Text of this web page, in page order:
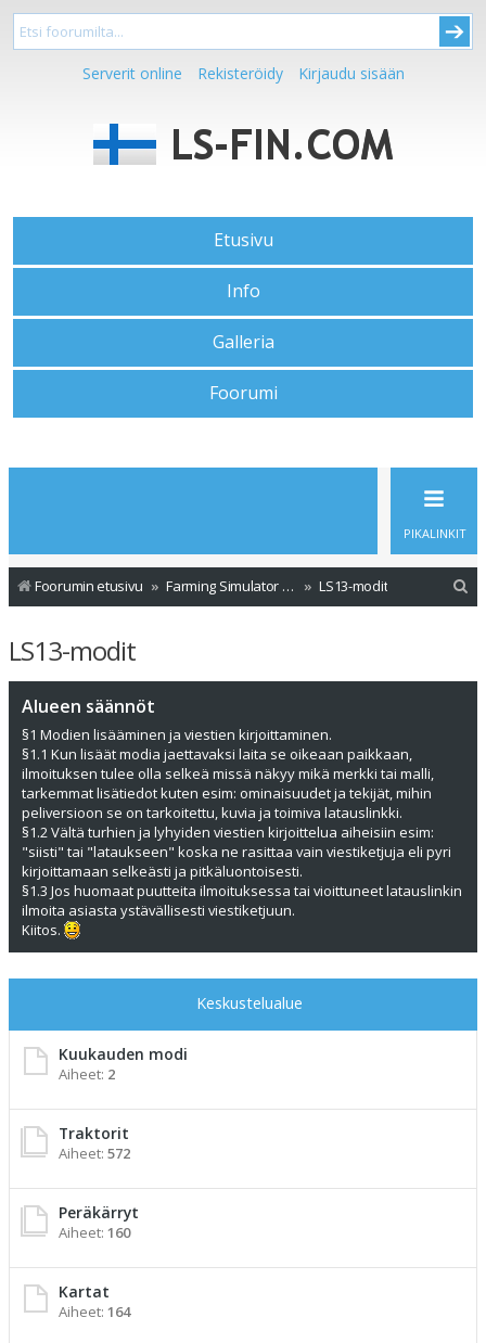
Serverit online Rekisteröidy Kirjaudu sisään
Etusivu
Info
Galleria
Foorumi
PIKALINKIT
Foorumin etusivu Farming Simulator - Modit LS13-modit
LS13-modit
Alueen säännöt
§1 Modien lisääminen ja viestien kirjoittaminen.
§1.1 Kun lisäät modia jaettavaksi laita se oikeaan paikkaan,
ilmoituksen tulee olla selkeä missä näkyy mikä merkki tai malli,
tarkemmat lisätiedot kuten esim: ominaisuudet ja tekijät, mihin
peliversioon se on tarkoitettu, kuvia ja toimiva latauslinkki.
§1.2 Vältä turhien ja lyhyiden viestien kirjoittelua aiheisiin esim:
"siisti" tai "lataukseen" koska ne rasittaa vain viestiketjuja eli pyri
kirjoittamaan selkeästi ja pitkäluontoisesti.
§1.3 Jos huomaat puutteita ilmoituksessa tai vioittuneet latauslinkin
ilmoita asiasta ystävällisesti viestiketjuun.
Kiitos.
Keskustelualue
Kuukauden modi
Aiheet: 2
Traktorit
Aiheet: 572
Peräkärryt
Aiheet: 160
Kartat
Aiheet: 164